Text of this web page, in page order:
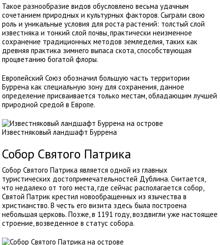
Такое разнообразие видов обусловлено весьма удачным
сочетанием природных и культурных факторов. Сыграли свою
роль и уникальные условия для роста растений: толстый слой
известняка и тонкий слой почвы, практически неизменное
сохранение традиционных методов земледелия, таких как
древняя практика зимнего выпаса скота, способствующая
процветанию богатой флоры.
Европейский Союз обозначил большую часть территории
Буррена как специальную зону для сохранения, данное
определение присваивается только местам, обладающим лучшей
природной средой в Европе.
Известняковый ландшафт Буррена
Собор Святого Патрика
Собор Святого Патрика является одной из главных
туристических достопримечательностей Дублина. Считается,
что недалеко от того места, где сейчас располагается собор,
Святой Патрик крестил новообращенных из язычества в
христианство. В честь его визита здесь была построена
небольшая церковь. Позже, в 1191 году, воздвигли уже настоящее
строение, возведенное в статус собора.